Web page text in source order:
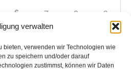
verwalten
bieten, verwenden wir Technologien wie
zu speichern und/oder darauf
zustimmst, können wir Daten
6 7 8 9
13 14 15